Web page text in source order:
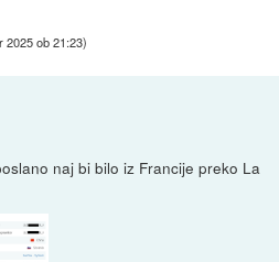
2025 ob 21:23)
naj bi bilo iz Francije preko La